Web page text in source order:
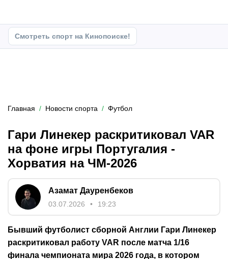
Смотреть спорт на Кинопоиске!
Главная Новости спорта Футбол
Гари Линекер раскритиковал VAR
на фоне игры Португалия -
Хорватия на ЧМ-2026
Азамат Дауренбеков
03.07.2026 19:23
Бывший футболист сборной Англии Гари Линекер
раскритиковал работу VAR после матча 1/16
финала чемпионата мира 2026 года, в котором